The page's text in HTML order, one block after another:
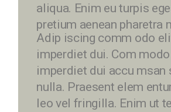
aliqua. Enim eu turpis
pretium aenean pharetra
Adip iscing comm odo
imperdiet dui. Com
imperdiet dui accu msan
nulla. Praesent elem
leo vel fringilla. Enim ut